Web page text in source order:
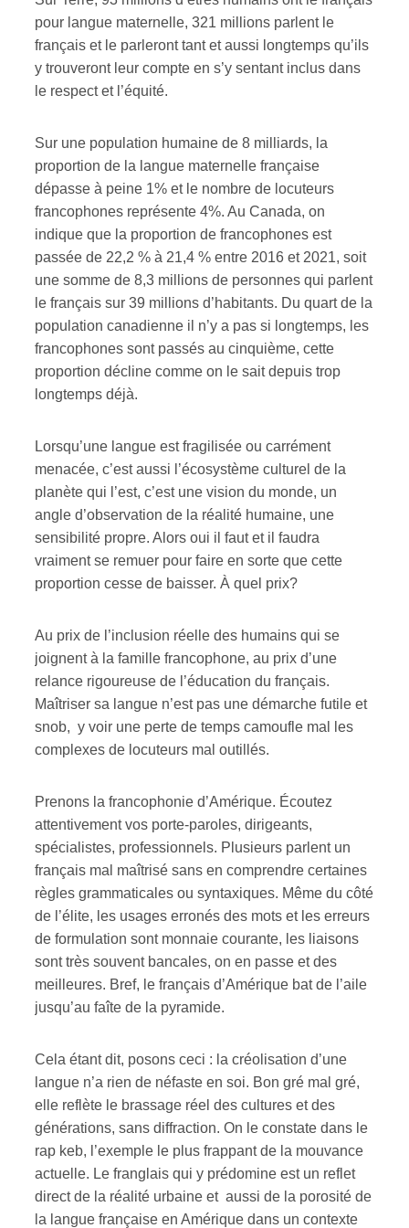
pour langue maternelle, 321 millions parlent le
français et le parleront tant et aussi longtemps qu’ils
y trouveront leur compte en s’y sentant inclus dans
le respect et l’équité.
Sur une population humaine de 8 milliards, la
proportion de la langue maternelle française
dépasse à peine 1% et le nombre de locuteurs
francophones représente 4%. Au Canada, on
indique que la proportion de francophones est
passée de 22,2 % à 21,4 % entre 2016 et 2021, soit
une somme de 8,3 millions de personnes qui parlent
le français sur 39 millions d’habitants. Du quart de la
population canadienne il n’y a pas si longtemps, les
francophones sont passés au cinquième, cette
proportion décline comme on le sait depuis trop
longtemps déjà.
Lorsqu’une langue est fragilisée ou carrément
menacée, c’est aussi l’écosystème culturel de la
planète qui l’est, c’est une vision du monde, un
angle d’observation de la réalité humaine, une
sensibilité propre. Alors oui il faut et il faudra
vraiment se remuer pour faire en sorte que cette
proportion cesse de baisser. À quel prix?
Au prix de l’inclusion réelle des humains qui se
joignent à la famille francophone, au prix d’une
relance rigoureuse de l’éducation du français.
Maîtriser sa langue n’est pas une démarche futile et
snob, y voir une perte de temps camoufle mal les
complexes de locuteurs mal outillés.
Prenons la francophonie d’Amérique. Écoutez
attentivement vos porte-paroles, dirigeants,
spécialistes, professionnels. Plusieurs parlent un
français mal maîtrisé sans en comprendre certaines
règles grammaticales ou syntaxiques. Même du côté
de l’élite, les usages erronés des mots et les erreurs
de formulation sont monnaie courante, les liaisons
sont très souvent bancales, on en passe et des
meilleures. Bref, le français d’Amérique bat de l’aile
jusqu’au faîte de la pyramide.
Cela étant dit, posons ceci : la créolisation d’une
langue n’a rien de néfaste en soi. Bon gré mal gré,
elle reflète le brassage réel des cultures et des
générations, sans diffraction. On le constate dans le
rap keb, l’exemple le plus frappant de la mouvance
actuelle. Le franglais qui y prédomine est un reflet
direct de la réalité urbaine et aussi de la porosité de
la langue française en Amérique dans un contexte